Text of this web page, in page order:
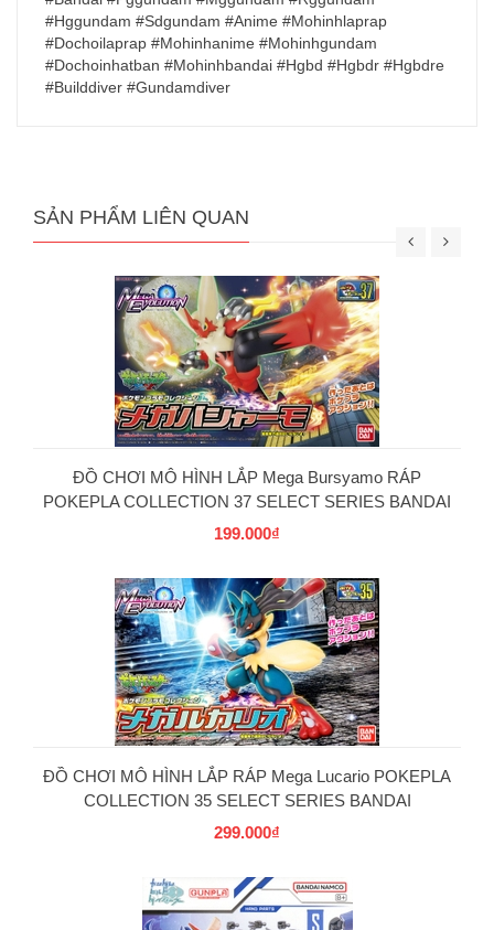
#Hggundam #Sdgundam #Anime #Mohinhlaprap
#Dochoilaprap #Mohinhanime #Mohinhgundam
#Dochoinhatban #Mohinhbandai #Hgbd #Hgbdr #Hgbdre
#Builddiver #Gundamdiver
SẢN PHẨM LIÊN QUAN
ĐỒ CHƠI MÔ HÌNH LẮP Mega Bursyamo RÁP
POKEPLA COLLECTION 37 SELECT SERIES BANDAI
199.000₫
ĐỒ CHƠI MÔ HÌNH LẮP RÁP Mega Lucario POKEPLA
COLLECTION 35 SELECT SERIES BANDAI
299.000₫